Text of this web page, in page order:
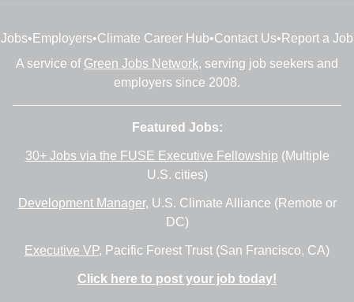
Jobs• Employers•Climate Career Hub•Contact Us• Report a Job
A service of Green Jobs Network, serving job seekers and
employers since 2008.
Featured Jobs:
30+ Jobs via the FUSE Executive Fellowship (Multiple
U.S. cities)
Development Manager, U.S. Climate Alliance (Remote or
DC)
Executive VP, Pacific Forest Trust (San Francisco, CA)
Click here to post your job today!